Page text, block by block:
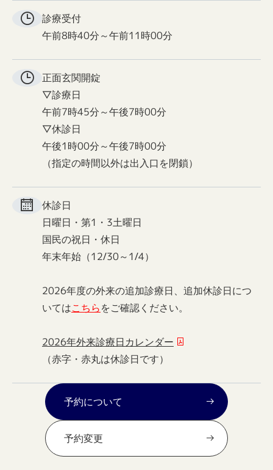
診療受付
午前8時40分～午前11時00分
正面玄関開錠
▽診療日
午前7時45分～午後7時00分
▽休診日
午後1時00分～午後7時00分
（指定の時間以外は出入口を閉鎖）
休診日
日曜日・第1・3土曜日
国民の祝日・休日
年末年始（12/30～1/4）
2026年度の外来の追加診療日、追加休診日につ
いてはこちらをご確認ください。
2026年外来診療日カレンダー
（赤字・赤丸は休診日です）
予約について
予約変更